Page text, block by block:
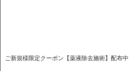
ご新規様限定クーポン【薬液除去施術】配布中